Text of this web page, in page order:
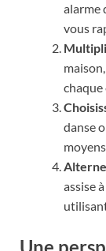
alarme
vous
chaque
danse
assise